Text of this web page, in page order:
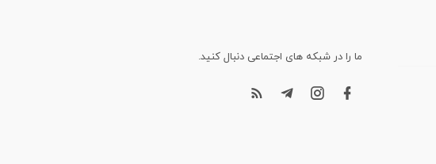
ما را در شبکه های اجتماعی دنبال کنید.